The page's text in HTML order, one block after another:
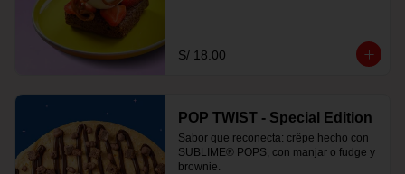
S/ 18.00
POP TWIST - Special Edition
Sabor que reconecta: crêpe hecho con
SUBLIME® POPS, con manjar o fudge y
brownie.